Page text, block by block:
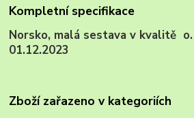
Kompletní specifikace
Norsko, malá sestava v
01.12.2023
Zboží zařazeno v kategoriích